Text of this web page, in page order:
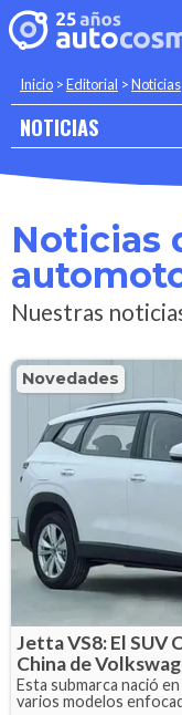
Inicio >Editorial >Noticias
NOTICIAS
Noticias
Nuestras
Novedades
Jetta VS8: El SUV
China de
Esta submarca nació
varios modelos